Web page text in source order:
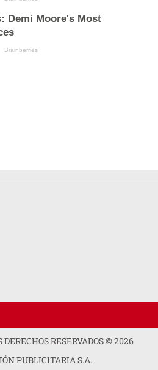
Demi Moore's Most
Brainberries
RESERVADOS ©2026
PUBLICITARIA S.A.